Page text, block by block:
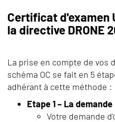
Certificat d'examen
la directive DRONE
La prise en compte de vos
schéma OC se fait en 5
adhérant à cette méthode :
Etape 1 – La demande
Votre demande